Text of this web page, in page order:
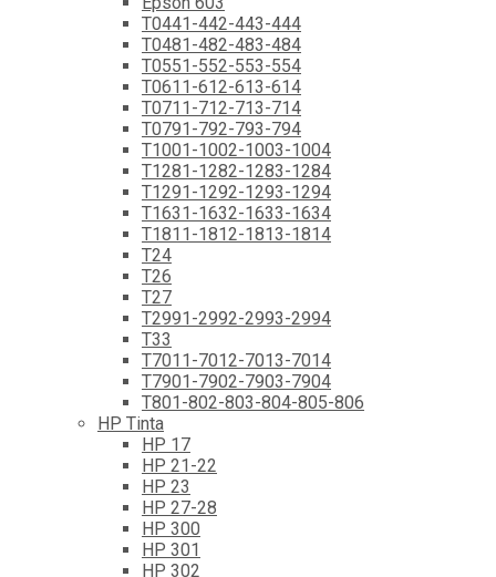
T0441-442-443-444
T0481-482-483-484
T0551-552-553-554
T0611-612-613-614
T0711-712-713-714
T0791-792-793-794
T1001-1002-1003-1004
T1281-1282-1283-1284
T1291-1292-1293-1294
T1631-1632-1633-1634
T1811-1812-1813-1814
T24
T26
T27
T2991-2992-2993-2994
T33
T7011-7012-7013-7014
T7901-7902-7903-7904
T801-802-803-804-805-806
HP Tinta
HP 17
HP 21-22
HP 23
HP 27-28
HP 300
HP 301
HP 302